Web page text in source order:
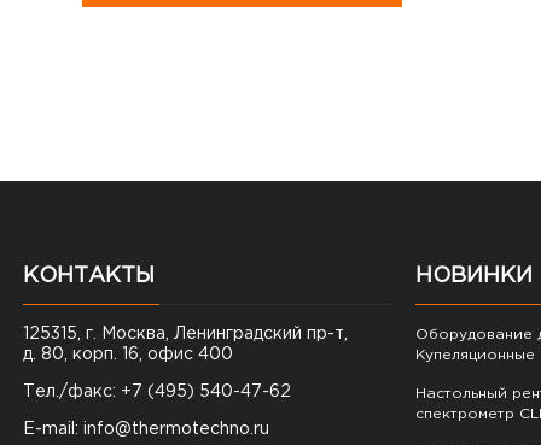
КОНТАКТЫ
125315, г. Москва, Ленинградский пр-т,
д. 80, корп. 16, офис 400
Тел./факс: +7 (495) 540-47-62
E-mail: info@thermotechno.ru
НОВИНКИ
Оборудование
Купеляционные
Настольный
спектрометр